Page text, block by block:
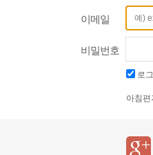
이메일
비밀번호
로
아침편